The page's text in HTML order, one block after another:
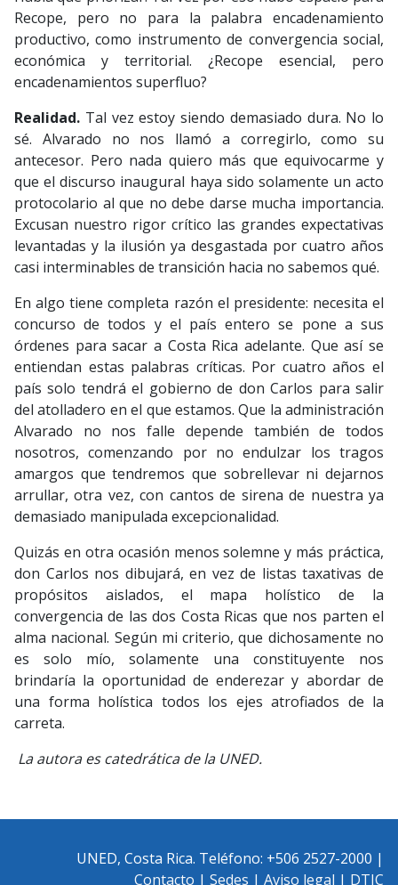
Recope, pero no para la palabra encadenamiento
productivo, como instrumento de convergencia social,
económica y territorial. ¿Recope esencial, pero
encadenamientos superfluo?
Realidad. Tal vez estoy siendo demasiado dura. No lo
sé. Alvarado no nos llamó a corregirlo, como su
antecesor. Pero nada quiero más que equivocarme y
que el discurso inaugural haya sido solamente un acto
protocolario al que no debe darse mucha importancia.
Excusan nuestro rigor crítico las grandes expectativas
levantadas y la ilusión ya desgastada por cuatro años
casi interminables de transición hacia no sabemos qué.
En algo tiene completa razón el presidente: necesita el
concurso de todos y el país entero se pone a sus
órdenes para sacar a Costa Rica adelante. Que así se
entiendan estas palabras críticas. Por cuatro años el
país solo tendrá el gobierno de don Carlos para salir
del atolladero en el que estamos. Que la administración
Alvarado no nos falle depende también de todos
nosotros, comenzando por no endulzar los tragos
amargos que tendremos que sobrellevar ni dejarnos
arrullar, otra vez, con cantos de sirena de nuestra ya
demasiado manipulada excepcionalidad.
Quizás en otra ocasión menos solemne y más práctica,
don Carlos nos dibujará, en vez de listas taxativas de
propósitos aislados, el mapa holístico de la
convergencia de las dos Costa Ricas que nos parten el
alma nacional. Según mi criterio, que dichosamente no
es solo mío, solamente una constituyente nos
brindaría la oportunidad de enderezar y abordar de
una forma holística todos los ejes atrofiados de la
carreta.
La autora es catedrática de la UNED.
UNED, Costa Rica. Teléfono: +506 2527-2000 |
Contacto | Sedes | Aviso legal | DTIC